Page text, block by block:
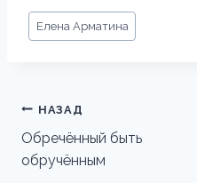
Метки
записи:
Елена Арматина
Навигация
по
записям
НАЗАД
Обречённый быть
обручённым